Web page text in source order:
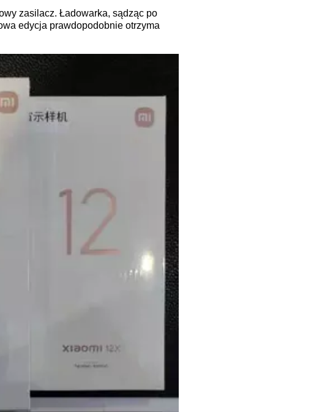
zasilacz. Ładowarka, sądząc po
edycja prawdopodobnie otrzyma